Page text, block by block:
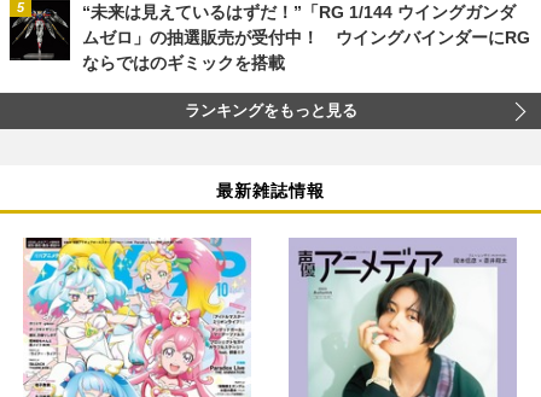
“未来は見えているはずだ！”「RG 1/144 ウイングガンダ
ムゼロ」の抽選販売が受付中！ ウイングバインダーにRG
ならではのギミックを搭載
ランキングをもっと見る
最新雑誌情報